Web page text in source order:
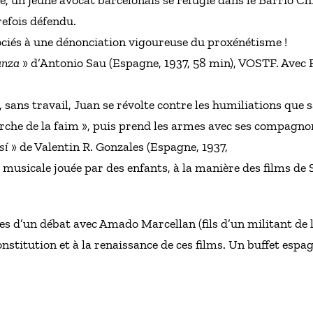
défendu.
à une dénonciation vigoureuse du proxénétisme !
» d’Antonio Sau (Espagne, 1937, 58 min), VOSTF.
travail, Juan se révolte contre les humiliations que
de la faim », puis prend les armes avec ses
» de Valentin R. Gonzales (Espagne, 1937,
musicale jouée par des enfants, à la manière des films
d’un débat avec Amado Marcellan (fils d’un militant de
et à la renaissance de ces films. Un buffet